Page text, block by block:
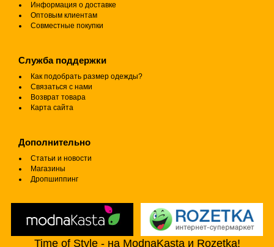
Информация о доставке
Оптовым клиентам
Совместные покупки
Служба поддержки
Как подобрать размер одежды?
Связаться с нами
Возврат товара
Карта сайта
Дополнительно
Статьи и новости
Магазины
Дропшиппинг
Time of Style - на ModnaKasta и Rozetka!